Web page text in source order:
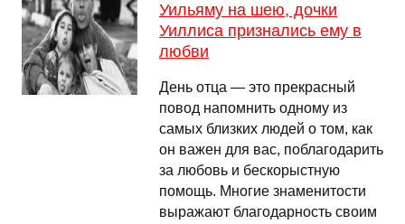
Уильяму на шею, дочки
Уиллиса признались ему в
любви
День отца — это прекрасный
повод напомнить одному из
самых близких людей о том, как
он важен для вас, поблагодарить
за любовь и бескорыстную
помощь. Многие знаменитости
выражают благодарность своим